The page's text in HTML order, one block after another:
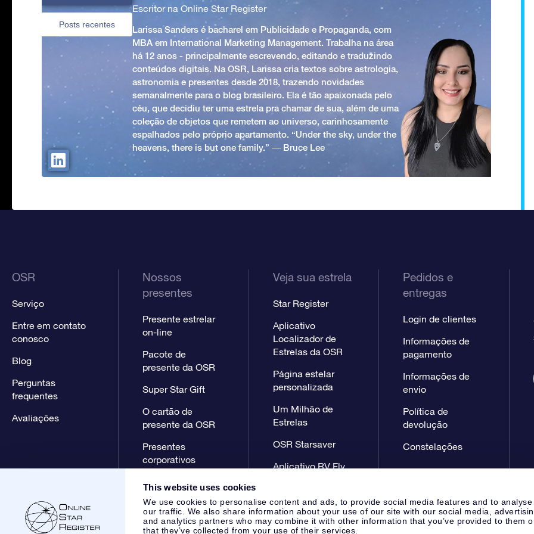
This website uses cookies
We use cookies to personalise content and ads, to provide social media features and to analyse
our traffic. We also share information about your use of our site with our social media,
and analytics partners who may combine it with other information that you’ve provided to them
that they’ve collected from your use of their services.
Posts recentes
Escritor na Online Star Register
Larissa Sanders é bacharel em Publicidade e Propaganda, com
MBA em International Marketing Management. Trabalha na área
há 12 anos - principalmente escrevendo, editando e traduzindo
conteúdos digitais. Na OSR, Larissa cria textos sobre astrologia,
astronomia e presentes desde 2018, trazendo novidades
semanalmente para o blog brasileiro. Ela é tão apaixonada pelo
céu, que decidiu ter uma estrela pra chamar de sua, além de uma
coleção de objetos que remetem ao universo, carinhosamente
espalhados pelo próprio apartamento. “Under the sky, under the
heavens, there is but one family.” ― Bruce Lee
OSR
Serviço
Entre em contato
conosco
Blog
Perguntas
frequentes
Avaliações
Nossos
presentes
Presente estrelar
on-line
Pacote de
presente da OSR
Super Star Gift
O cartão de
presente da OSR
Presentes
corporativos
Veja sua estrela
Star Register
Aplicativo
Localizador de
Estrelas da OSR
Página estelar
personalizada
Um Milhão de
Estrelas
OSR Starsaver
Aplicativo RV Fly
Pedidos e
entregas
Login de clientes
Informações de
pagamento
Informações de
envio
Política de
devolução
Constelações